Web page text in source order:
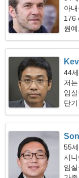
아
176
원
44
저
임
단
Son
55
시
임